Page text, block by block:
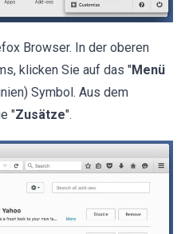
Browser. In der oberen
klicken Sie auf das "Menü
Symbol. Aus dem
"Zusätze".